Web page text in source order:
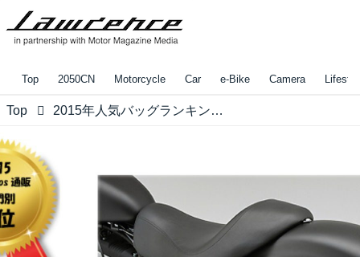
Top 2050CN Motorcycle Car e-Bike Camera
Top 2015年人気バッグランキング(バイクブロス通販調べ)